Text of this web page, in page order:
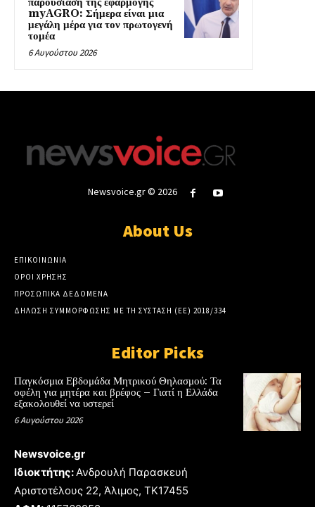
myAGRO: Σήμερα είναι μια
μεγάλη μέρα για τον πρωτογενή
τομέα
6 Αυγούστου 2026
Newsvoice.gr © 2026
About Us
ΕΠΙΚΟΙΝΩΝΙΑ
ΟΡΟΙ ΧΡΗΣΗΣ
ΠΡΟΣΩΠΙΚΑ ΔΕΔΟΜΕΝΑ
ΔΗΛΩΣΗ ΣΥΜΜΟΡΦΩΣΗΣ ΜΕ ΤΗ ΣΥΣΤΑΣΗ (ΕΕ) 2018/334
Editor Picks
Παγκόσμια Εβδομάδα Μητρικού Θηλασμού: Τα
οφέλη για μητέρα και βρέφος – Γιατί η Ελλάδα
εξακολουθεί να υστερεί
6 Αυγούστου 2026
Newsvoice.gr
Ιδιοκτήτης: Ανδρουλή Παρασκευή
Αριστοτέλους 22, Άλιμος, TK17455